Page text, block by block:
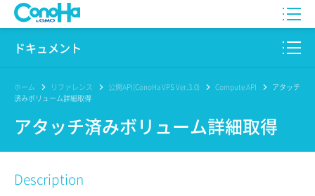
WING
Pencil
ドキュメント
このサイトについて
プロダクト
リファレンス
リリースノート
ホーム リファレンス 公開API(ConoHa VPS Ver.3.0) Compute API
アタッチ
済みボリューム詳細取得
アタッチ済みボリューム詳細取得
Description